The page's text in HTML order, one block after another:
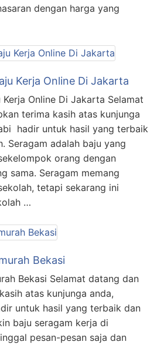
dengan harga yang
Kerja Online Di Jakarta
Online Di Jakarta Selamat
terima kasih atas kunjunga
hadir untuk hasil yang terbaik
Seragam adalah baju yang
orang dengan
sama. Seragam memang
tetapi sekarang ini
…
Bekasi
Bekasi Selamat datang dan
atas kunjunga anda,
untuk hasil yang terbaik dan
baju seragam kerja di
pesan-pesan saja dan